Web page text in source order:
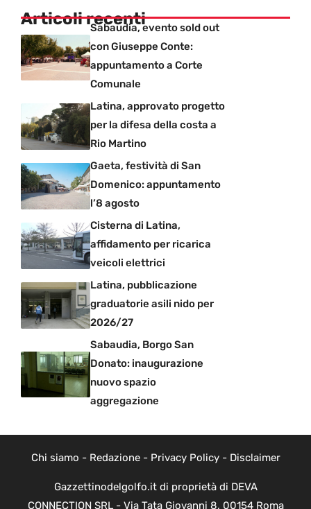
Articoli recentiSabaudia, evento sold out
con Giuseppe Conte:
appuntamento a Corte
Comunale
Latina, approvato progetto
per la difesa della costa a
Rio Martino
Gaeta, festività di San
Domenico: appuntamento
l’8 agosto
Cisterna di Latina,
affidamento per ricarica
veicoli elettrici
Latina, pubblicazione
graduatorie asili nido per
2026/27
Sabaudia, Borgo San
Donato: inaugurazione
nuovo spazio
aggregazione
Chi siamo - Redazione- Privacy Policy- Disclaimer
Gazzettinodelgolfo.it di proprietà di DEVA
CONNECTION SRL - Via Tata Giovanni 8, 00154 Roma